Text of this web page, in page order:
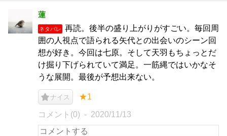
蓮
ネタバレ
再読。後半の盛り上がりがすごい。毎回周
囲の人視点で語られる矢代との出会いのシーン回
想が好き。今回は七原。そして天羽もちょっとだ
け掘り下げられていて満足。一筋縄ではいかなそ
うな展開。最後が予想出来ない。
ナイス ★1
コメント(0) 2020/11/13